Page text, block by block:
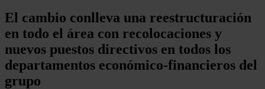
El cambio conlleva una reestructuración
en todo el área con recolocaciones y
nuevos puestos directivos en todos los
departamentos económico-financieros del
grupo